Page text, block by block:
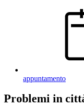
appuntamento
Problemi in